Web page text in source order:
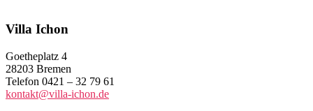
Villa Ichon
Goetheplatz 4
28203 Bremen
Telefon 0421 – 32 79 61
kontakt@villa-ichon.de